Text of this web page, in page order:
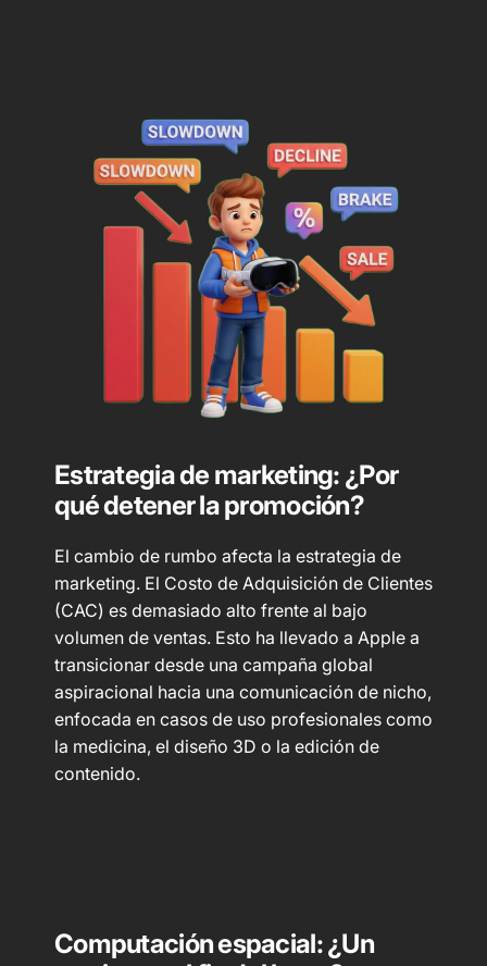
Estrategia de marketing: ¿Por
qué detener la promoción?
El cambio de rumbo afecta la estrategia de
marketing. El Costo de Adquisición de Clientes
(CAC) es demasiado alto frente al bajo
volumen de ventas. Esto ha llevado a Apple a
transicionar desde una campaña global
aspiracional hacia una comunicación de nicho,
enfocada en casos de uso profesionales como
la medicina, el diseño 3D o la edición de
contenido.
Computación espacial: ¿Un